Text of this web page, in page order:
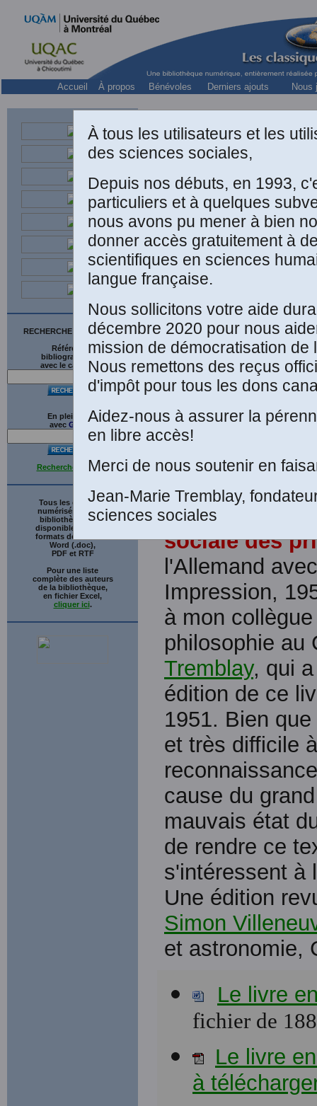
Accueil À propos Bénévoles Derniers ajouts Nous
RECHERCHE SUR LE SITE
Références
bibliographiques
avec le catalogue
En plein texte
avec G gl
Recherche avancée
Tous les ouvrages
numérisés de cette
bibliothèque sont
disponibles en trois
formats de fichiers :
Word (.doc),
PDF et RTF
Pour une liste
complète des auteurs
de la bibliothèque,
en fichier Excel,
cliquer ici.
Une édition
Sigmund
Interprétation
sociale des
l'Allemand
Impression,
à mon
philosophie au
Tremblay, qui
édition de ce
1951. Bien
et très difficile
cause du
mauvais état
de rendre ce
s'intéressent à
Une édition
Simon
et astronomie,
Le livre
fichier de
Le livre
à
À tous les utilisateurs et les
des sciences sociales,
Depuis nos débuts, en 1993,
particuliers et à quelques
nous avons pu mener à bien
donner accès gratuitement à
scientifiques en sciences
langue française.
Nous sollicitons votre aide
décembre 2020 pour nous
mission de démocratisation de
Nous remettons des reçus
d'impôt pour tous les dons
Aidez-nous à assurer la
en libre accès!
Merci de nous soutenir en
Jean-Marie Tremblay,
sciences sociales